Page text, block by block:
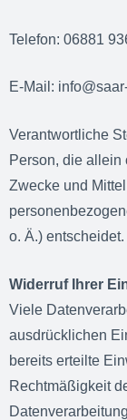
Telefon: 06881
E-Mail:
Verantwortliche
Person, die allein
Zwecke und
o. Ä.) entscheidet.
Widerruf Ihrer
Viele
ausdrücklichen
bereits erteilte
Rechtmäßigkeit